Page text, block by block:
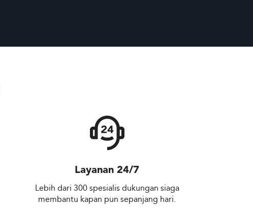
Layanan 24/7
Lebih dari 300 spesialis dukungan siaga
membantu kapan pun sepanjang hari.